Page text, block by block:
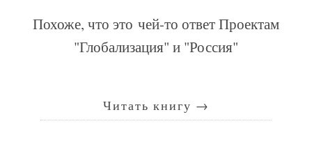
Похоже, что это чей-то ответ Проектам
"Глобализация" и "Россия"
Читать книгу →